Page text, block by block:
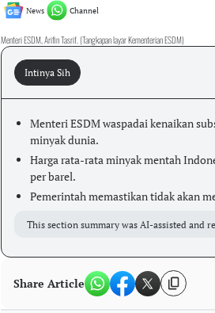
News Channel
Menteri ESDM, Arifin Tasrif. (Tangkapan layar Kementerian ESDM)
Intinya Sih
Menteri ESDM waspadai kenaikan
minyak dunia.
Harga rata-rata minyak mentah
per barel.
Pemerintah memastikan tidak akan
This section summary was AI-assisted and
Share Article